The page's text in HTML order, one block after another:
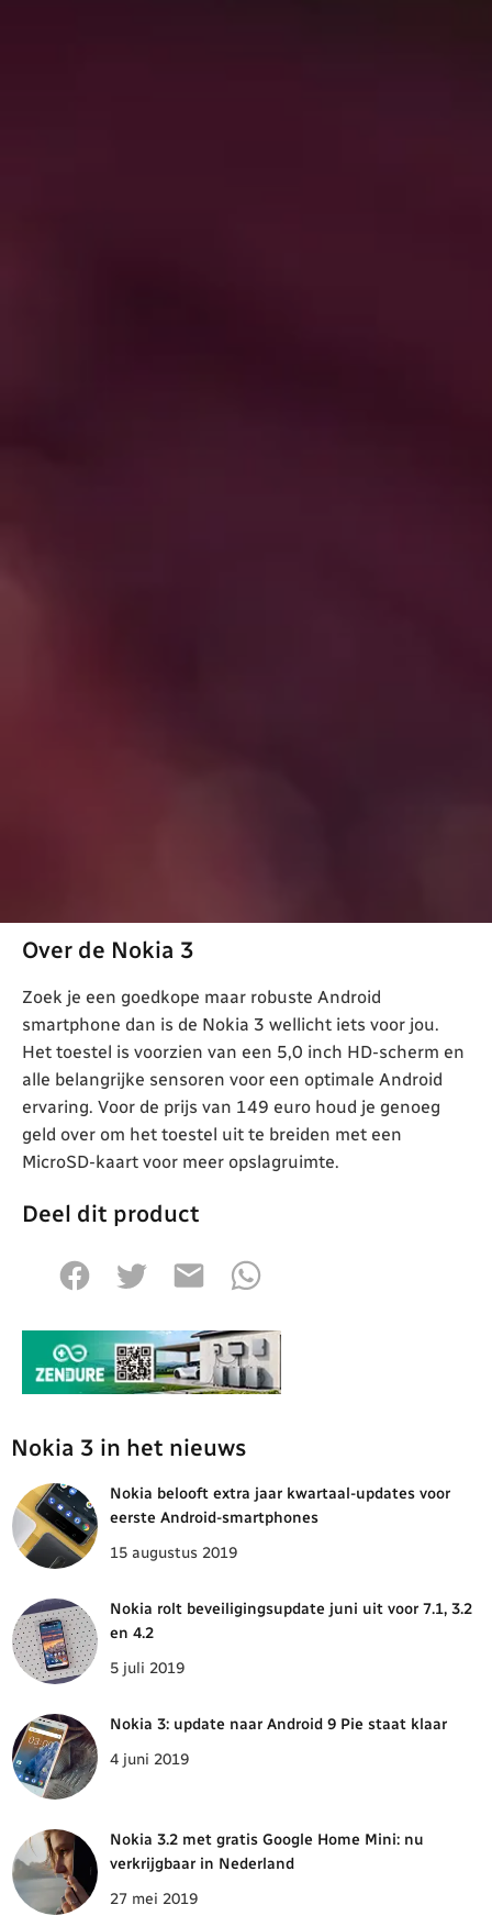
Over de Nokia 3
Zoek je een goedkope maar robuste Android
smartphone dan is de Nokia 3 wellicht iets voor jou.
Het toestel is voorzien van een 5,0 inch HD-scherm en
alle belangrijke sensoren voor een optimale Android
ervaring. Voor de prijs van 149 euro houd je genoeg
geld over om het toestel uit te breiden met een
MicroSD-kaart voor meer opslagruimte.
Deel dit product
Nokia 3 in het nieuws
Nokia belooft extra jaar kwartaal-updates voor
eerste Android-smartphones
15 augustus 2019
Nokia rolt beveiligingsupdate juni uit voor 7.1, 3.2
en 4.2
5 juli 2019
Nokia 3: update naar Android 9 Pie staat klaar
4 juni 2019
Nokia 3.2 met gratis Google Home Mini: nu
verkrijgbaar in Nederland
27 mei 2019